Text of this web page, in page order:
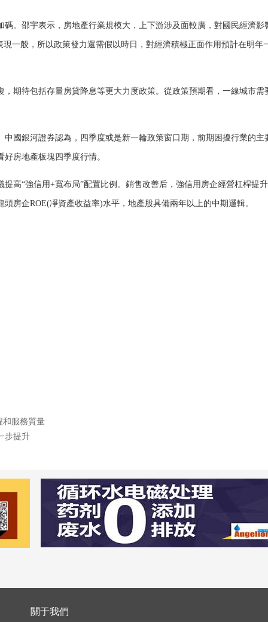
邵宇表示，房地產行業規模大，上下游涉及面較廣，對國民經濟影
一般，所以政策發力還需假以時日，對經濟積極正面作用預計在明年
待包括存量房貸降息等更大力度政策。從政策預期看，一線城市需
銀河證券認為，四季度或是新一輪政策窗口期，前期困擾行業的主
房地產板塊四季度行情。
“強信用+寬布局”配置比例。銷售改善后，強信用房企經營杠桿提升
房企ROE(凈資產收益率)水平，地產股具備兩年以上的中期邏輯。
和服務質量
步提升
關于我們